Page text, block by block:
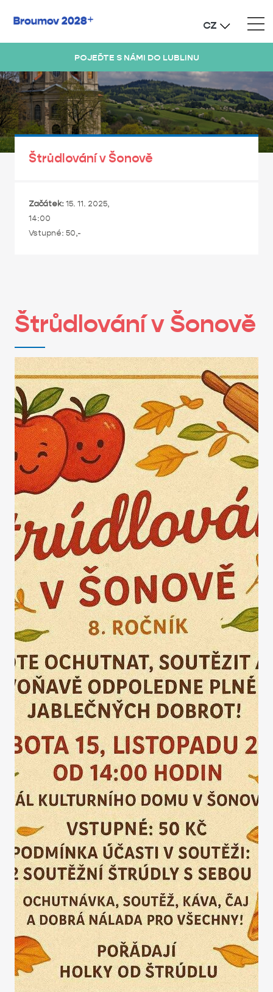
CZ
POJEĎTE S NÁMI DO LUBLINU
Štrůdlování v Šonově
Začátek:15. 11. 2025,
14:00
Vstupné: 50,-
Štrůdlování v Šonově